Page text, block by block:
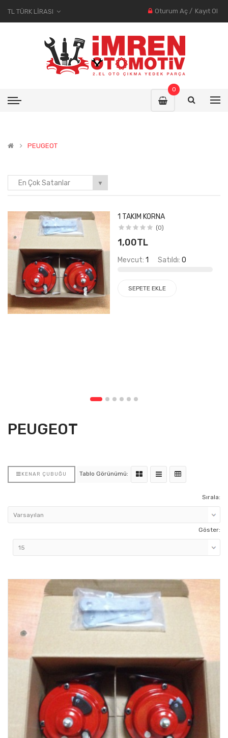
Oturum Aç / Kayıt Ol
0
PEUGEOT
En Çok Satanlar ▼
1 TAKIM KORNA
(0)
1,00TL
Mevcut:1 Satıldı:0
SEPETE EKLE
PEUGEOT
KENAR ÇUBUĞU Tablo Görünümü:
Sırala:
Göster: